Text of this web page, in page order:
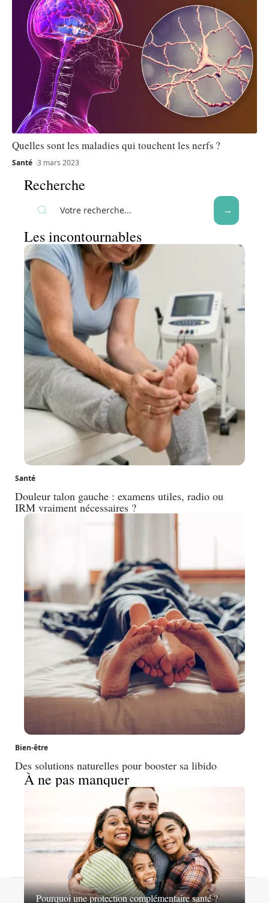
Quelles sont les maladies qui touchent les nerfs ?
Santé 3 mars 2023
Recherche
Les incontournables
Santé
Douleur talon gauche : examens utiles, radio ou
IRM vraiment nécessaires ?
Bien-être
Des solutions naturelles pour booster sa libido
À ne pas manquer
Pourquoi une protection complémentaire santé ?
Contact Mentions légales Sitemap